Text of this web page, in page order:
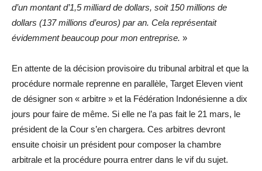
d’un montant d’1,5 milliard de dollars, soit 150 millions de
dollars (137 millions d’euros) par an. Cela représentait
évidemment beaucoup pour mon entreprise. »
En attente de la décision provisoire du tribunal arbitral et que la
procédure normale reprenne en parallèle, Target Eleven vient
de désigner son « arbitre » et la Fédération Indonésienne a dix
jours pour faire de même. Si elle ne l’a pas fait le 21 mars, le
président de la Cour s’en chargera. Ces arbitres devront
ensuite choisir un président pour composer la chambre
arbitrale et la procédure pourra entrer dans le vif du sujet.